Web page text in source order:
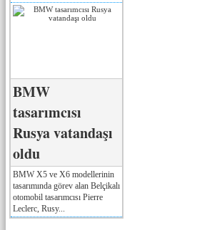
BMW
tasarımcısı
Rusya vatandaşı
oldu
BMW X5 ve X6 modellerinin
tasarımında görev alan Belçikalı
otomobil tasarımcısı Pierre
Leclerc, Rusy...